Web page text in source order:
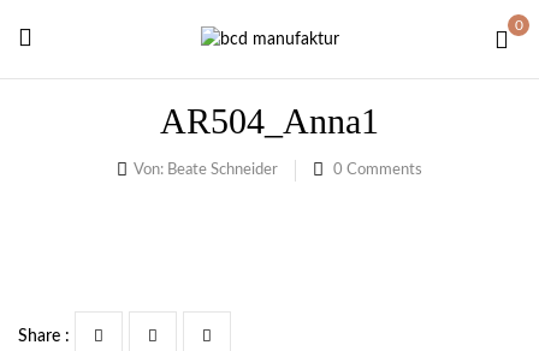
0
AR504_Anna1
Von: Beate Schneider 0 Comments
Share :